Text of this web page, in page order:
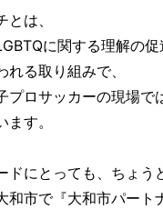
は、
に関する理解の
れる取り組みで、
プロサッカーの現場で
す。
ドにとっても、ちょう
和市で『大和市パート